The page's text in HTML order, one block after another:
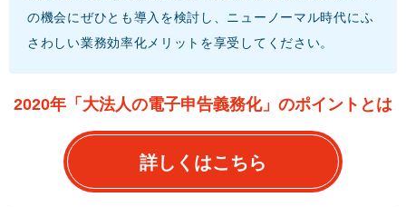
の機会にぜひとも導入を検討し、ニューノーマル時代にふ
さわしい業務効率化メリットを享受してください。
2020年「大法人の電子申告義務化」のポイントとは
詳しくはこちら